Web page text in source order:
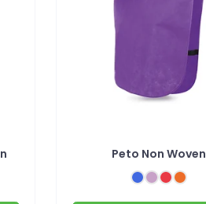
Peto Non Woven